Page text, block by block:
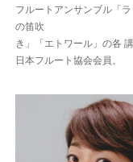
フルートアンサンブル「
の笛吹
き」「エトワール」の各
日本フルート協会会員。